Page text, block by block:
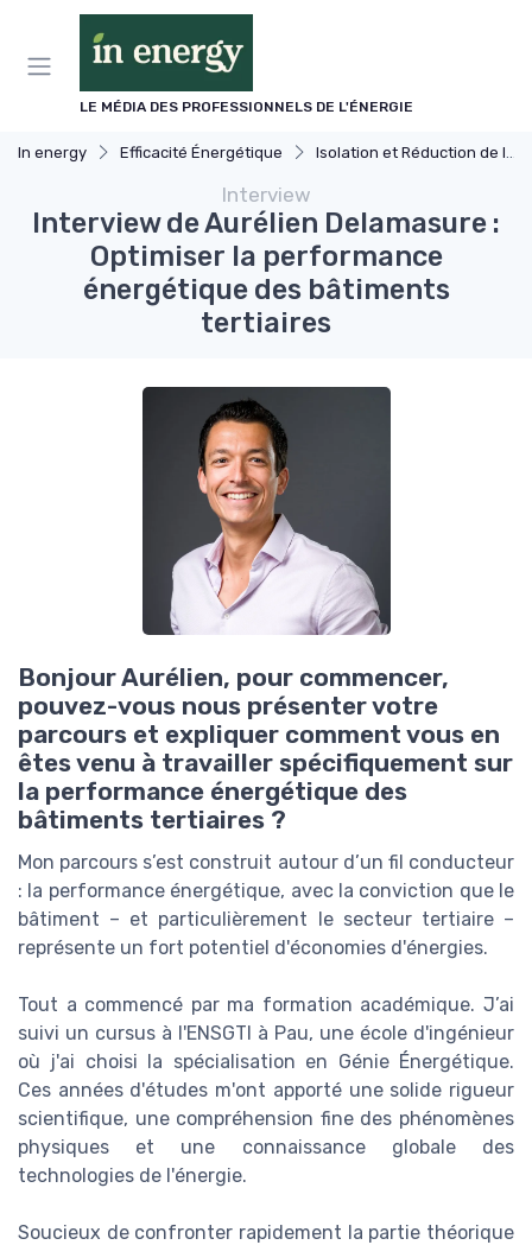
LE MÉDIA DES PROFESSIONNELS DE L'ÉNERGIE
In energy Efficacité Énergétique Isolation et Réduction de la Consommation
Interview
Interview de Aurélien Delamasure :
Optimiser la performance
énergétique des bâtiments
tertiaires
Bonjour Aurélien, pour commencer,
pouvez-vous nous présenter votre
parcours et expliquer comment vous en
êtes venu à travailler spécifiquement sur
la performance énergétique des
bâtiments tertiaires ?
Mon parcours s’est construit autour d’un fil conducteur
: la performance énergétique, avec la conviction que le
bâtiment – et particulièrement le secteur tertiaire –
représente un fort potentiel d'économies d'énergies.
Tout a commencé par ma formation académique. J’ai
suivi un cursus à l'ENSGTI à Pau, une école d'ingénieur
où j'ai choisi la spécialisation en Génie Énergétique.
Ces années d'études m'ont apporté une solide rigueur
scientifique, une compréhension fine des phénomènes
physiques et une connaissance globale des
technologies de l'énergie.
Soucieux de confronter rapidement la partie théorique
Panneau de gestion des cookies